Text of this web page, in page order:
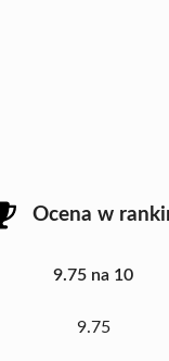
Ocena w
9.75 na 10
9.75